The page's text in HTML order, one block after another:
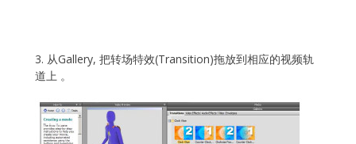
3. 从Gallery, 把转场特效(Transition)拖放到相应的视频轨
道上 。